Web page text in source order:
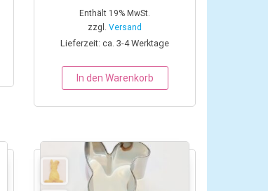
Enthält 19% MwSt.
zzgl.Versand
Lieferzeit: ca. 3-4 Werktage
In den Warenkorb